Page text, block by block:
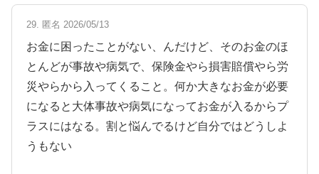
29. 匿名 2026/05/13
お金に困ったことがない、んだけど、そのお金のほ
とんどが事故や病気で、保険金やら損害賠償やら労
災やらから入ってくること。何か大きなお金が必要
になると大体事故や病気になってお金が入るからプ
ラスにはなる。割と悩んでるけど自分ではどうしよ
うもない